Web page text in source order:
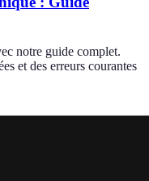
notre guide complet.
et des erreurs courantes